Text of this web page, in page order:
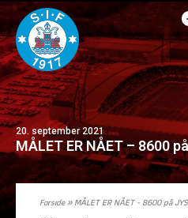
20. september 2021
MÅLET ER NÅET – 8600
Forside»MÅLET ER NÅET – 8600 på